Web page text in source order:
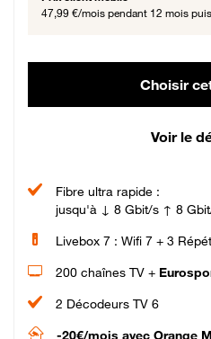
47,99 €/mois pendant 12 mois puis
Choisir
Voir le
Fibre ultra rapide :
jusqu'à ↓ 8 Gbit/s ↑ 8
Livebox 7 : Wifi 7 + 3
200 chaînes TV +
2 Décodeurs TV 6
-20€/mois avec Orange